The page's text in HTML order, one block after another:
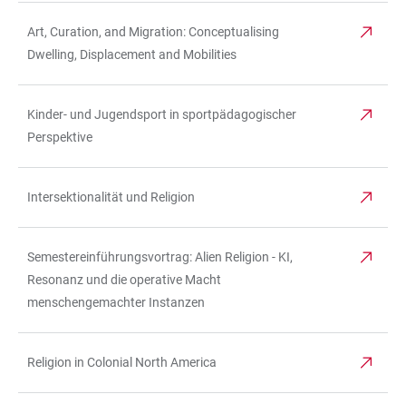
Art, Curation, and Migration: Conceptualising
Dwelling, Displacement and Mobilities
Kinder- und Jugendsport in sportpädagogischer
Perspektive
Intersektionalität und Religion
Semestereinführungsvortrag: Alien Religion - KI,
Resonanz und die operative Macht
menschengemachter Instanzen
Religion in Colonial North America